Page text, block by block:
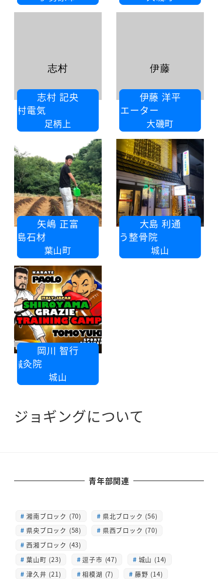
志村 記央
村電気
足柄上
志村
伊藤 洋平
（株）スペースクリエーター
大磯町
伊藤
矢嶋 正富
島石材
葉山町
大島 利通
おおしま はりきゅう整骨院
城山
岡川 智行
鍼灸院
城山
ジョギングについて
青年部関連
湘南ブロック (70)
県北ブロック (56)
県央ブロック (58)
県西ブロック (70)
西湘ブロック (43)
葉山町 (23)
逗子市 (47)
城山 (14)
津久井 (21)
相模湖 (7)
藤野 (14)